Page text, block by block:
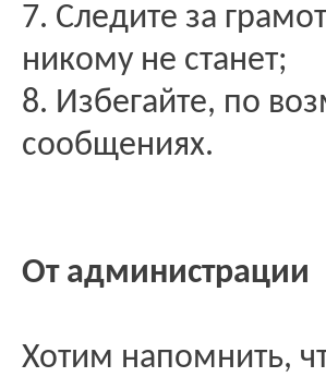
7. Следите за
никому не станет;
8. Избегайте, по
сообщениях.
От администрации
Хотим напомнить,